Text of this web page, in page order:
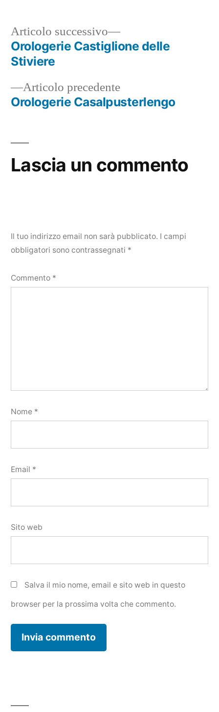
Navigazione
articoli
Articolo precedenteArticolo
precedente:
Orologerie Casalpusterlengo
Articolo successivo
Articolo
successivo:
Orologerie Castiglione delle
Stiviere
Lascia un commento
Il tuo indirizzo email non sarà pubblicato. I campi
obbligatori sono contrassegnati *
Commento *
Nome *
Email *
Sito web
Salva il mio nome, email e sito web in questo
browser per la prossima volta che commento.